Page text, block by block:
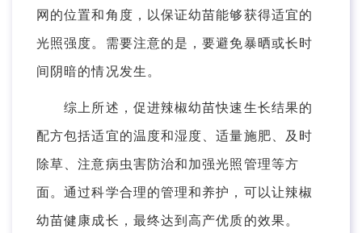
网的位置和角度，以保证幼苗能够获得适宜的
光照强度。需要注意的是，要避免暴晒或长时
间阴暗的情况发生。
综上所述，促进辣椒幼苗快速生长结果的
配方包括适宜的温度和湿度、适量施肥、及时
除草、注意病虫害防治和加强光照管理等方
面。通过科学合理的管理和养护，可以让辣椒
幼苗健康成长，最终达到高产优质的效果。